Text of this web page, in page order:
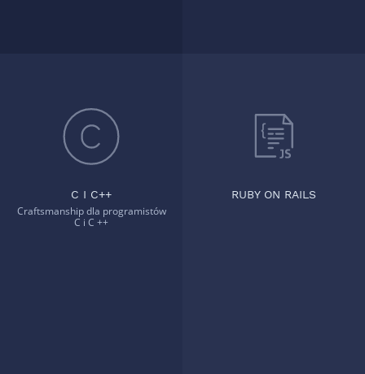
C I C++
Craftsmanship dla programistów
C i C ++
RUBY ON RAILS